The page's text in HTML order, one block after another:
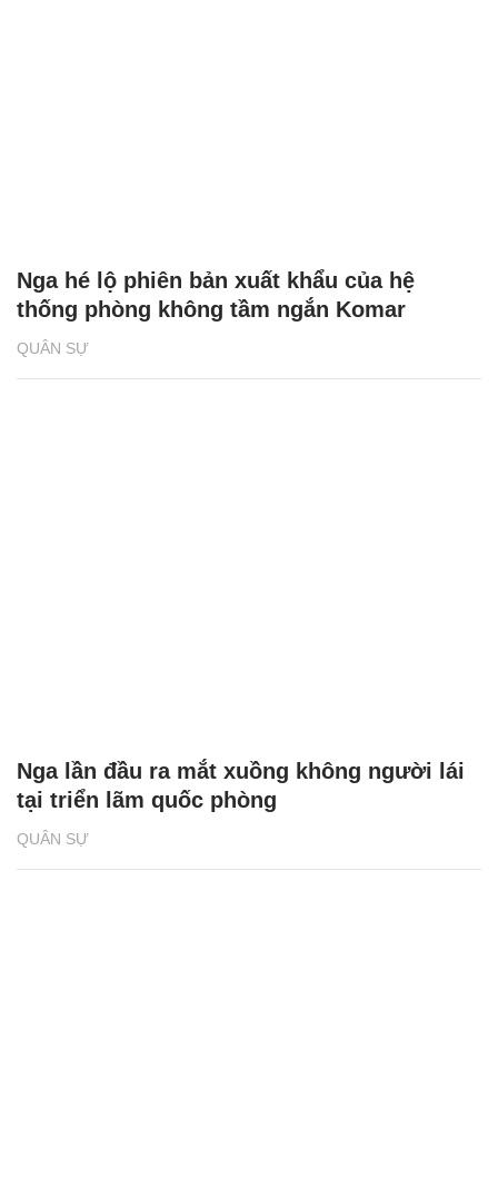
QUÂN SỰ
Nga hé lộ phiên bản xuất khẩu của hệ
thống phòng không tầm ngắn Komar
QUÂN SỰ
Nga lần đầu ra mắt xuồng không người lái
tại triển lãm quốc phòng